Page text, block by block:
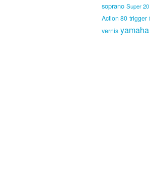
soprano Super 20
Action 80 trigger
vernis yamaha